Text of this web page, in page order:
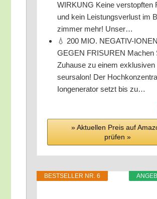
WIRKUNG Kei­ne ver­stopf­ten
und kein Leis­tungs­ver­lust im
zim­mer mehr! Unser…
💧 200 MIO. NEGATIV-IONEN
GEGEN FRISUREN Machen
Zuhau­se zu einem
seur­sa­lon! Der
Ion­ge­ne­ra­tor setzt bis zu…
» Aktu­el­len Preis auf
prü­fen »
BEST­SEL­LER NR. 6